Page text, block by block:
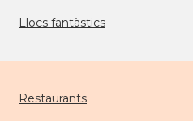
Llocs fantàstics
Restaurants